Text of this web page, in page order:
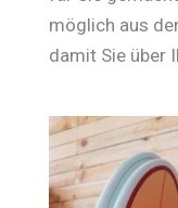
möglich aus
damit Sie über